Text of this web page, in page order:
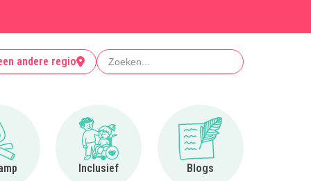
andere regio Zoeken
naar Op kamp
Inclusief
Ga naar Inclusief
Blogs
Ga naar Blogs